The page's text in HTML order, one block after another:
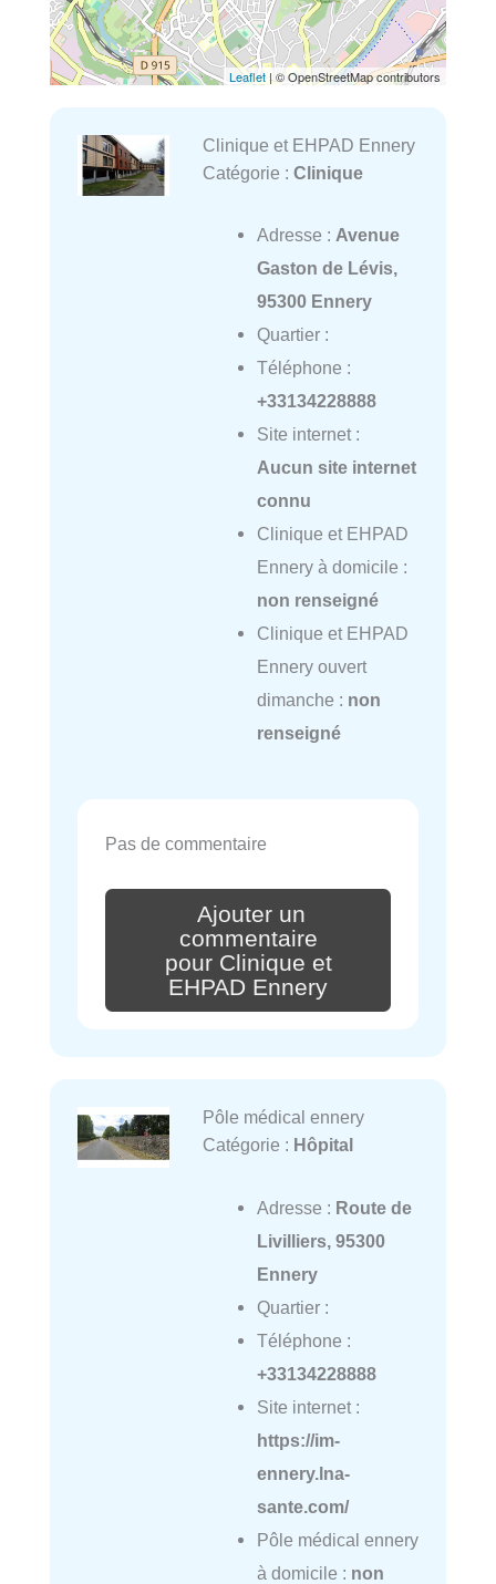
Leaflet| © OpenStreetMap contributors
Clinique et EHPAD Ennery
Catégorie : Clinique
Adresse : Avenue
Gaston de Lévis,
95300 Ennery
Quartier :
Téléphone :
+33134228888
Site internet :
Aucun site internet
connu
Clinique et EHPAD
Ennery à domicile :
non renseigné
Clinique et EHPAD
Ennery ouvert
dimanche : non
renseigné
Pas de commentaire
Ajouter un
commentaire
pour Clinique et
EHPAD Ennery
Pôle médical ennery
Catégorie : Hôpital
Adresse : Route de
Livilliers, 95300
Ennery
Quartier :
Téléphone :
+33134228888
Site internet :
https://im-
ennery.lna-
sante.com/
Pôle médical ennery
à domicile : non